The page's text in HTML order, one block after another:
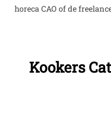
horeca CAO of de
Kookers